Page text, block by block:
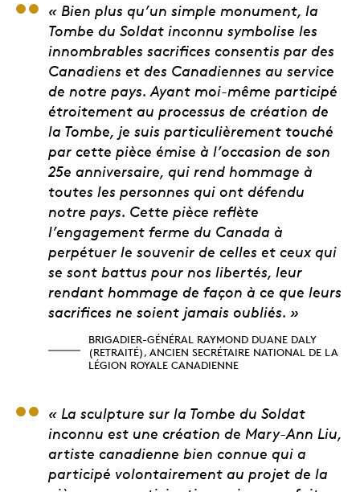
Brigadier-général
« Bien plus qu’un simple monument, la
Tombe du Soldat inconnu symbolise les
innombrables sacrifices consentis par des
Canadiens et des Canadiennes au service
de notre pays. Ayant moi-même participé
étroitement au processus de création de
la Tombe, je suis particulièrement touché
par cette pièce émise à l’occasion de son
25e anniversaire, qui rend hommage à
toutes les personnes qui ont défendu
notre pays. Cette pièce reflète
l’engagement ferme du Canada à
perpétuer le souvenir de celles et ceux qui
se sont battus pour nos libertés, leur
rendant hommage de façon à ce que leurs
sacrifices ne soient jamais oubliés. »
BRIGADIER-GÉNÉRAL RAYMOND DUANE DALY
(RETRAITÉ), ANCIEN SECRÉTAIRE NATIONAL DE LA
LÉGION ROYALE CANADIENNE
Suzanne Kasnakian,
« La sculpture sur la Tombe du Soldat
inconnu est une création de Mary-Ann Liu,
artiste canadienne bien connue qui a
participé volontairement au projet de la